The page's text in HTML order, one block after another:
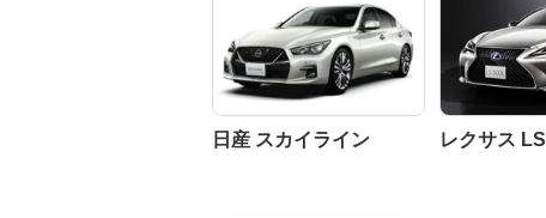
日産 スカイライン レクサス LS